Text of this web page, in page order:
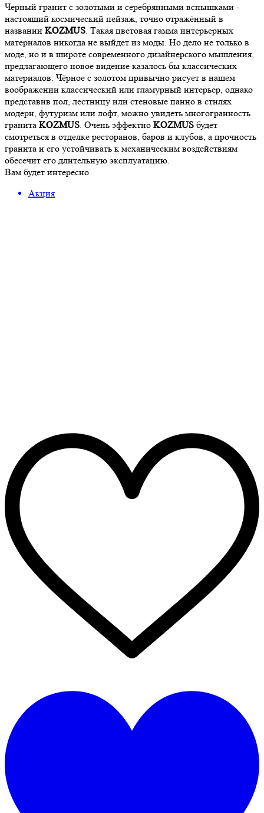
Чёрный гранит с золотыми и серебрянными вспышками -
настоящий космический пейзаж, точно отражённый в
названии KOZMUS. Такая цветовая гамма интерьерных
материалов никогда не выйдет из моды. Но дело не только в
моде, но и в широте современного дизайнерского мышления,
предлагающего новое видение казалось бы классических
материалов. Чёрное с золотом привычно рисует в нашем
воображении классический или гламурный интерьер, однако
представив пол, лестницу или стеновые панно в стилях
модерн, футуризм или лофт, можно увидеть многогранность
гранита KOZMUS. Очень эффектно KOZMUS будет
смотреться в отделке ресторанов, баров и клубов, а прочность
гранита и его устойчивать к механическим воздействиям
обесечит его длительную эксплуатацию.
Вам будет интересно
Акция